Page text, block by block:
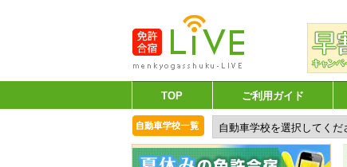
TOP ご利用ガイド